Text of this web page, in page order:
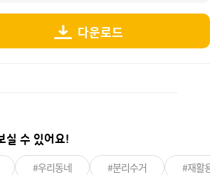
다운로드
실 수 있어요!
#우리동네 #분리수거 #재활